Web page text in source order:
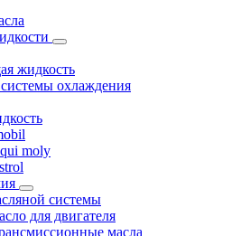
жидкость
охлаждения
moly
системы
для двигателя
масла